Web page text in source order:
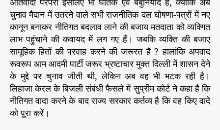
चुनाव मैदान में उतरने वाले सभी राजनीतिक दल घोषणा-पत्रों में नए
कानून बनाकर नीतिगत बदलाव लाने की बजाय मतदाता को व्यक्गित
लाभ पहुंचाने की कवायद में लग गए हैं। जबकि व्यक्ति की बजाए
सामूहिक हितों की परवाह करने की जरूरत है ? हालांकि अपवाद
रूवरूप आम आदमी पार्टी जरूर भ्रष्टाचार मुक्त दिल्ली में शासन देने
के मुद्दे पर चुनाव जीती थी, लेकिन अब वह भी भटक रही है।
लिहाजा केरल के बिजली संबंधी फैसले में सुप्रीम कोर्ट ने कहा है कि
नीतिगत वादा करने के बाद राज्य सरकार कर्तव्य है कि वह किए वादे
को पूरा करें।